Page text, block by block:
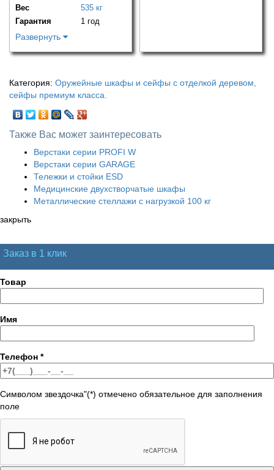
Вес
535 кг
Гарантия
1 год
Развернуть
Категория: Оружейные шкафы и сейфы с отделкой деревом,
сейфы премиум класса.
Также Вас может заинтересовать
Верстаки серии PROFI W
Верстаки серии GARAGE
Тележки и стойки ESD
Медицинские двухстворчатые шкафы
Металлические стеллажи с нагрузкой 100 кг
закрыть
Заказ в 1 клик
Товар
Имя
Телефон *
Символом звездочка"(*) отмечено обязательное для заполнения
поле